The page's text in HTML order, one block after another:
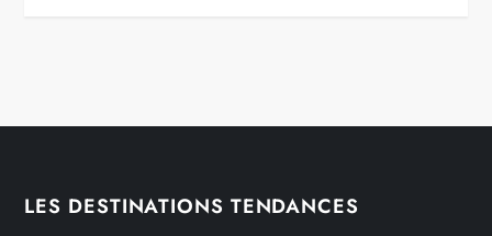
LES DESTINATIONS TENDANCES